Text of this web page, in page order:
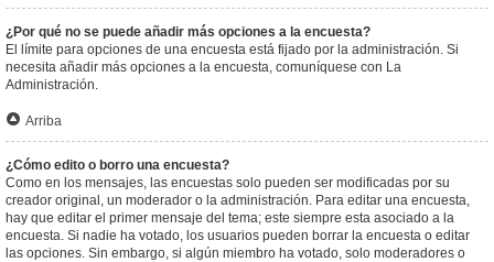
¿Por qué no se puede añadir más opciones a la encuesta?
El límite para opciones de una encuesta está fijado por la administración. Si
necesita añadir más opciones a la encuesta, comuníquese con La
Administración.
Arriba
¿Cómo edito o borro una encuesta?
Como en los mensajes, las encuestas solo pueden ser modificadas por su
creador original, un moderador o la administración. Para editar una encuesta,
hay que editar el primer mensaje del tema; este siempre esta asociado a la
encuesta. Si nadie ha votado, los usuarios pueden borrar la encuesta o editar
las opciones. Sin embargo, si algún miembro ha votado, solo moderadores o